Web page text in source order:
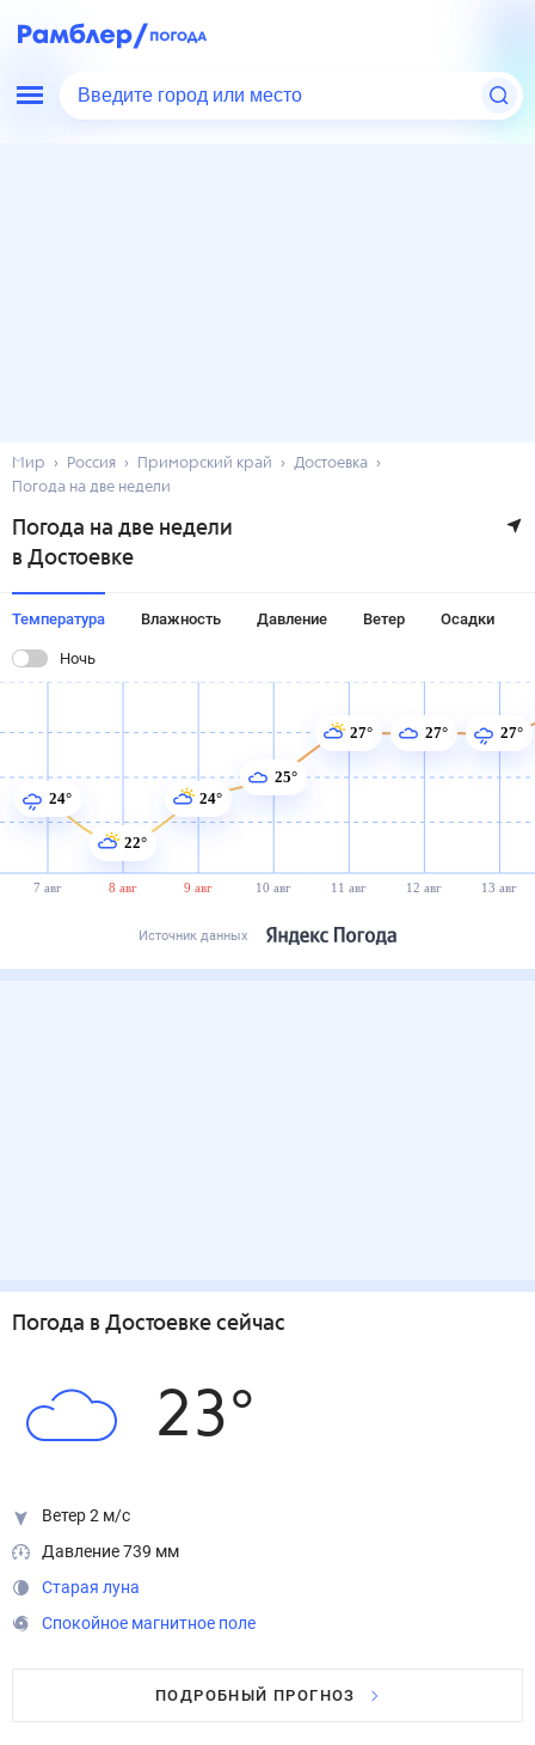
Введите город или место
Мир Россия Приморский край
Достоевка
Погода на две недели
Погода на две недели
в Достоевке
Температура Влажность Давление Ветер Осадки
Ночь
7 авг 8 авг 9 авг 10 авг 11 авг 12 авг 13 авг
24°
22°
24°
25°
27° 27° 27°
Источник данных
Погода в Достоевке сейчас
23°
Ветер 2 м/с
Давление 739 мм
Старая луна
Спокойное магнитное поле
ПОДРОБНЫЙ ПРОГНОЗ